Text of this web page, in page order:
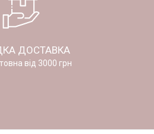
ДОСТАВКА
від 3000 грн